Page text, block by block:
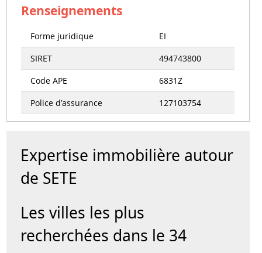
Renseignements
Forme juridique
EI
SIRET
494743800
Code APE
6831Z
Police d’assurance
127103754
Expertise immobilière autour
de SETE
Les villes les plus
recherchées dans le 34